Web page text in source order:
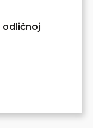
odličnoj